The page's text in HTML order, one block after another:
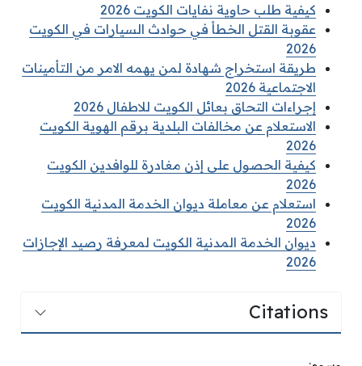
كيفية طلب حاوية نفايات الكويت 2026
عقوبة القتل الخطأ في حوادث السيارات في الكويت
2026
طريقة استخراج شهادة لمن يهمه الامر من التأمينات
الاجتماعية 2026
إجراءات التحاق بعائل الكويت للاطفال 2026
الاستعلام عن مخالفات البلدية برقم الهوية الكويت
2026
كيفية الحصول على إذن مغادرة للوافدين الكويت
2026
استعلام عن معاملة ديوان الخدمة المدنية الكويت
2026
ديوان الخدمة المدنية الكويت لمعرفة رصيد الإجازات
2026
Citations